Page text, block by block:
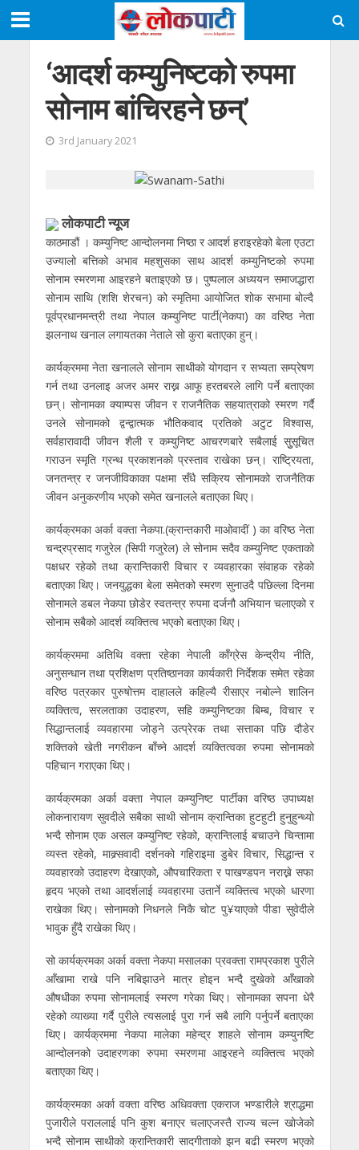
‘आदर्श कम्युनिष्टको रुपमा
सोनाम बांचिरहने छन्’
3rd January 2021
लोकपाटी न्यूज
काठमाडौं । कम्युनिष्ट आन्दोलनमा निष्ठा र आदर्श हराइरहेको बेला एउटा
उज्यालो बत्तिको अभाव महशुसका साथ आदर्श कम्युनिष्टको रुपमा
सोनाम स्मरणमा आइरहने बताइएको छ। पुष्पलाल अध्ययन समाजद्धारा
सोनाम साथि (शशि शेरचन) को स्मृतिमा आयोजित शोक सभामा बोल्दै
पूर्वप्रधानमन्त्री तथा नेपाल कम्युनिष्ट पार्टी(नेकपा) का वरिष्ठ नेता
झलनाथ खनाल लगायतका नेताले सो कुरा बताएका हुन्।
कार्यक्रममा नेता खनालले सोनाम साथीको योगदान र सभ्यता सम्प्रेषण
गर्न तथा उनलाइ अजर अमर राख्न आफू हरतबरले लागि पर्ने बताएका
छन्। सोनामका क्याम्पस जीवन र राजनैतिक सहयात्राको स्मरण गर्दै
उनले सोनामको द्वन्द्वात्मक भौतिकवाद प्रतिको अटुट विश्वास,
सर्वहारावादी जीवन शैली र कम्युनिष्ट आचरणबारे सबैलाई सुुसूचित
गराउन स्मृति ग्रन्थ प्रकाशनको प्रस्ताव राखेका छन्। राष्ट्रियता,
जनतन्त्र र जनजीविकाका पक्षमा सँधै सक्रिय सोनामको राजनैतिक
जीवन अनुकरणीय भएको समेत खनालले बताएका थिए।
कार्यक्रमका अर्का वक्ता नेकपा.(क्रान्तकारी माओवादीं ) का वरिष्ठ नेता
चन्द्रप्रसाद गजुरेल (सिपी गजुरेल) ले सोनाम सदैव कम्युनिष्ट एकताको
पक्षधर रहेको तथा क्रान्तिकारी विचार र व्यवहारका संवाहक रहेको
बताएका थिए। जनयुद्धका बेला समेतको स्मरण सुनाउदै पछिल्ला दिनमा
सोनामले डबल नेकपा छोडेर स्वतन्त्र रुपमा दर्जनौ अभियान चलाएको र
सोनाम सबैको आदर्श व्यक्तित्व भएको बताएका थिए।
कार्यक्रममा अतिथि वक्ता रहेका नेपाली काँग्रेस केन्द्रीय नीति,
अनुसन्धान तथा प्रशिक्षण प्रतिष्ठानका कार्यकारी निर्देशक समेत रहेका
वरिष्ठ पत्रकार पुरुषोत्तम दाहालले कहिल्यै रीसाएर नबोल्ने शालिन
व्यक्तित्व, सरलताका उदाहरण, सहि कम्युनिष्टका बिम्ब, विचार र
सिद्धान्तलाई व्यवहारमा जोड्ने उत्प्रेरक तथा सत्ताका पछि दौडेर
शक्तिको खेती नगरीकन बाँच्ने आदर्श व्यक्तित्वका रुपमा सोनामको
पहिचान गराएका थिए।
कार्यक्रमका अर्का वक्ता नेपाल कम्युनिष्ट पार्टीका वरिष्ठ उपाध्यक्ष
लोकनारायण सुवदीले सबैका साथी सोनाम क्रान्तिका हुटहुटी हुनुहुन्थ्यो
भन्दै सोनाम एक असल कम्युनिष्ट रहेको, क्रान्तिलाई बचाउने चिन्तामा
व्यस्त रहेको, माक्र्सवादी दर्शनको गहिराइमा डुबेर विचार, सिद्धान्त र
व्यवहारको उदाहरण देखाएको, औपचारिकता र पाखण्डपन नराख्ने सफा
हृदय भएको तथा आदर्शलाई व्यवहारमा उतार्ने व्यक्तित्व भएको धारणा
राखेका थिए। सोनामको निधनले निकै चोट पु¥याएको पीडा सुवेदीले
भावुक हुँदै राखेका थिए।
सो कार्यक्रमका अर्का वक्ता नेकपा मसालका प्रवक्ता रामप्रकाश पुरीले
आँखामा राखे पनि नबिझाउने मात्र होइन भन्दै दुखेको आँखाको
औषधीका रुपमा सोनामलाई स्मरण गरेका थिए। सोनामका सपना धेरै
रहेको व्याख्या गर्दै पुरीले त्यसलाई पुरा गर्न सबै लागि पर्नुपर्ने बताएका
थिए। कार्यक्रममा नेकपा मालेका महेन्द्र शाहले सोनाम कम्युनष्टि
आन्दोलनको उदाहरणका रुपमा स्मरणमा आइरहने व्यक्तित्व भएको
बताएका थिए।
कार्यक्रमका अर्का वक्ता वरिष्ठ अधिवक्ता एकराज भण्डारीले श्राद्धमा
पुजारीले पराललाई पनि कुश बनाएर चलाएजस्तै राज्य चल्न खोजेको
भन्दै सोनाम साथीको क्रान्तिकारी सादगीताको झन बढी स्मरण भएको